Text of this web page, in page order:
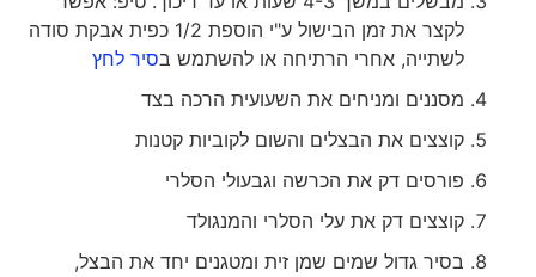
לקצר את זמן הבישול ע"י הוספת 1/2 כפית אבקת סודה
לשתייה, אחרי הרתיחה או להשתמש בסיר לחץ
מסננים ומניחים את השעועית הרכה בצד
קוצצים את הבצלים והשום לקוביות קטנות
פורסים דק את הכרשה וגבעולי הסלרי
קוצצים דק את עלי הסלרי והמנגולד
בסיר גדול שמים שמן זית ומטגנים יחד את הבצל,